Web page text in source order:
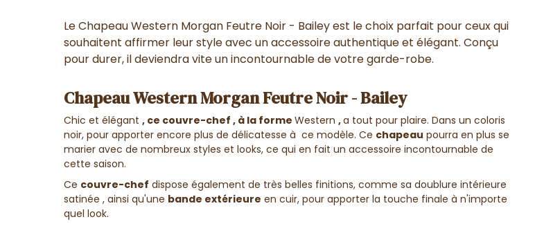
Le Chapeau Western Morgan Feutre Noir - Bailey est le choix parfait pour ceux qui
souhaitent affirmer leur style avec un accessoire authentique et élégant. Conçu
pour durer, il deviendra vite un incontournable de votre garde-robe.
Chapeau Western Morgan Feutre Noir - Bailey
Chic et élégant , ce couvre-chef , à la forme Western ,a tout pour plaire. Dans un coloris
noir, pour apporter encore plus de délicatesse à ce modèle. Ce chapeau pourra en plus se
marier avec de nombreux styles et looks, ce qui en fait un accessoire incontournable de
cette saison.
Ce couvre-chef dispose également de très belles finitions, comme sa doublure intérieure
satinée , ainsi qu'une bande extérieure en cuir, pour apporter la touche finale à n'importe
quel look.